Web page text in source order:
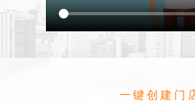
一键创建门